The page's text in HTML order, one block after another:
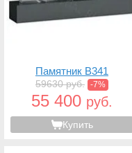
Памятник B341
59630 руб. -7%
55 400 руб.
Купить